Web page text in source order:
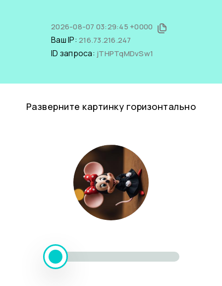
2026-08-07 03:29:45 +0000
Ваш IP: 216.73.216.247
ID запроса: jTHPTqMDvSw1
Разверните картинку горизонтально